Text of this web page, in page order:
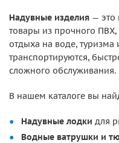
Надувные изделия — это
товары из прочного
отдыха на воде, туризма
транспортируются,
сложного обслуживания.
В нашем каталоге вы
Надувные лодки для
Водные ватрушки и